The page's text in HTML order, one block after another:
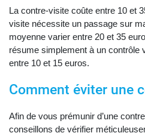
La contre-visite coûte entre 10 et
visite nécessite un passage sur
moyenne varier entre 20 et 35
résume simplement à un contrôle
entre 10 et 15 euros.
Comment éviter une
Afin de vous prémunir d’une
conseillons de vérifier